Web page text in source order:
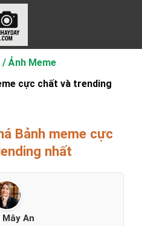
Ảnh Meme
cực chất và trending
Bảnh meme cực
nhất
An